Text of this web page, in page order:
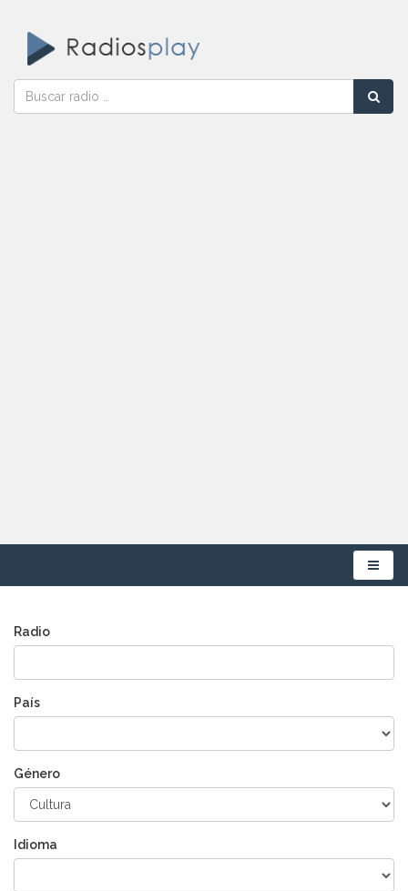
Menú
Radio
País
Género
Idioma